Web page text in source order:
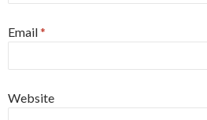
Email*
Website